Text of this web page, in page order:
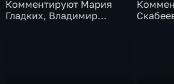
Комментируют Мария
Гладких, Владимир